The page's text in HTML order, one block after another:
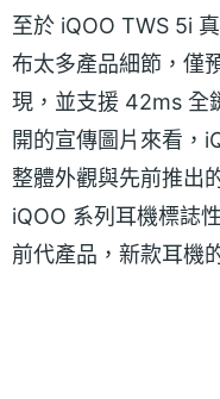
至於 iQOO TWS 5i
布太多產品細節，僅
現，並支援 42ms 全
開的宣傳圖片來看，
整體外觀與先前推出
iQOO 系列耳機標誌
前代產品，新款耳機